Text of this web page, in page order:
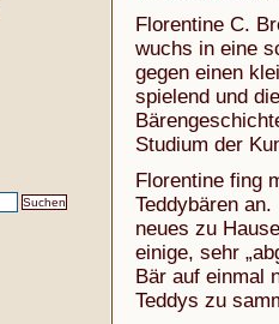
Florentine C.
wuchs in eine
gegen einen
spielend und
Studium der
Florentine fing
Teddybären
neues zu
einige, sehr
Bär auf einmal
Teddys zu